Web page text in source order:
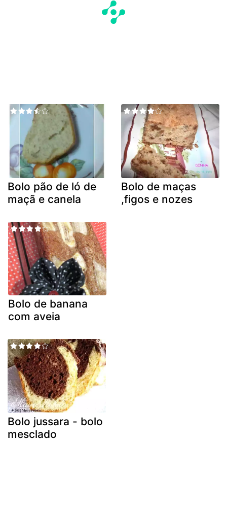
Bolo pão de ló de
maçã e canela
Bolo de maças
,figos e nozes
Bolo de banana
com aveia
Bolo jussara - bolo
mesclado